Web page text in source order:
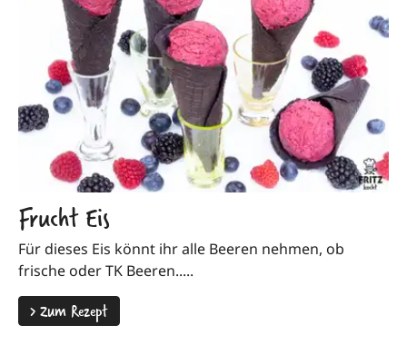
Frucht Eis
Für dieses Eis könnt ihr alle Beeren nehmen, ob
frische oder TK Beeren.....
>Zum Rezept